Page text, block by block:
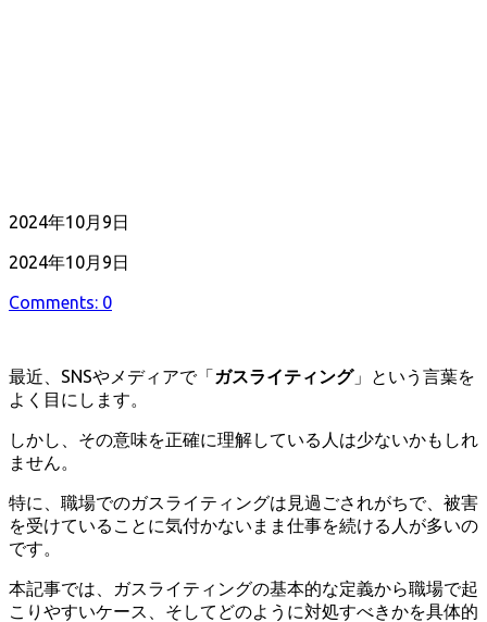
公
日
2024年10月9日
最
更
2024年10月9日
Comments: 0
最近、SNSやメディアで「ガスライティング」という言葉を
よく目にします。
しかし、その意味を正確に理解している人は少ないかもしれ
ません。
特に、職場でのガスライティングは見過ごされがちで、被害
を受けていることに気付かないまま仕事を続ける人が多いの
です。
本記事では、ガスライティングの基本的な定義から職場で起
こりやすいケース、そしてどのように対処すべきかを具体的